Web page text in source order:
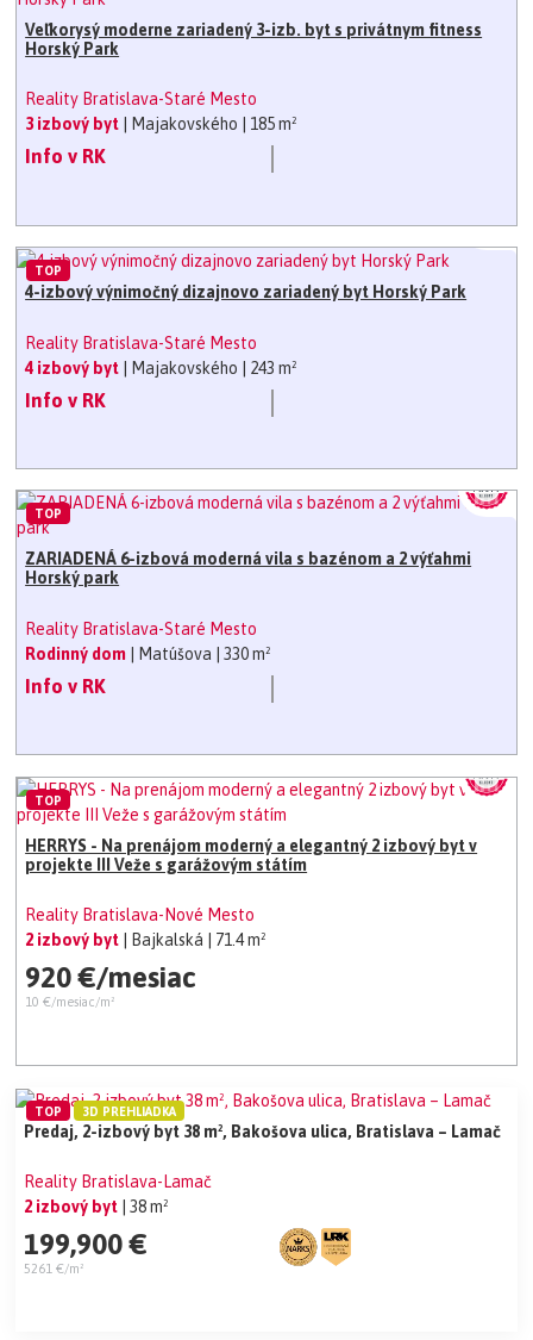
Veľkorysý moderne zariadený 3-izb. byt s privátnym fitness
Horský Park
Reality Bratislava-Staré Mesto
3 izbový byt
| Majakovského | 185 m²
Info v RK
4-izbový výnimočný dizajnovo zariadený byt Horský Park
Reality Bratislava-Staré Mesto
4 izbový byt | Majakovského | 243 m²
Info v RK
TOP
ZARIADENÁ 6-izbová moderná vila s bazénom a 2 výťahmi
Horský park
Reality Bratislava-Staré Mesto
Rodinný dom
| Matúšova | 330 m²
Info v RK
TOP
HERRYS - Na prenájom moderný a elegantný 2 izbový byt v
projekte III Veže s garážovým státím
Reality Bratislava-Nové Mesto
2 izbový byt
| Bajkalská | 71.4 m²
920 €/mesiac
10 €/mesiac/m²
TOP
Predaj, 2-izbový byt 38 m², Bakošova ulica, Bratislava – Lamač
Reality Bratislava-Lamač
2 izbový byt
| 38 m²
199,900 €
5261 €/m²
TOP 3D PREHLIADKA